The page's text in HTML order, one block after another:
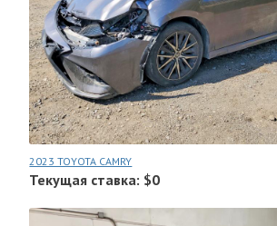
2023 TOYOTA CAMRY
Текущая ставка: $0